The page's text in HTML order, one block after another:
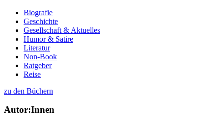
Biografie
Geschichte
Gesellschaft & Aktuelles
Humor & Satire
Literatur
Non-Book
Ratgeber
Reise
zu den Büchern
Autor:Innen